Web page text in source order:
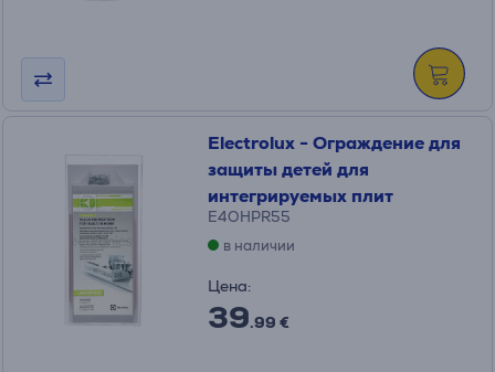
Electrolux - Ограждение для
защиты детей для
интегрируемых плит
E4OHPR55
в наличии
Цена:
39.99 €